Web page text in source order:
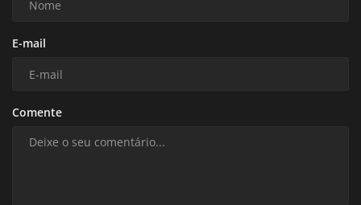
E-mail
Comente